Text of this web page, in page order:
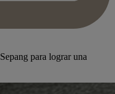
para lograr una